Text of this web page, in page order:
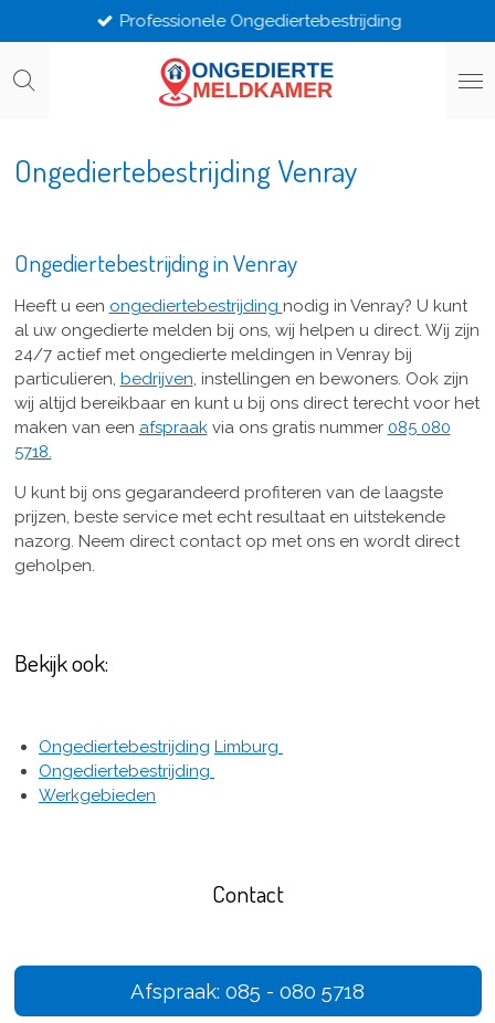
direct
naar
Professionele Ongediertebestrijding
Ongediertebestrijding Venray
Ongediertebestrijding in Venray
Heeft u een ongediertebestrijding nodig in Venray? U kunt
al uw ongedierte melden bij ons, wij helpen u direct. Wij zijn
24/7 actief met ongedierte meldingen in Venray bij
particulieren, bedrijven, instellingen en bewoners. Ook zijn
wij altijd bereikbaar en kunt u bij ons direct terecht voor het
maken van een afspraakvia ons gratis nummer 085 080
5718.
U kunt bij ons gegarandeerd profiteren van de laagste
prijzen, beste service met echt resultaat en uitstekende
nazorg. Neem direct contact op met ons en wordt direct
geholpen.
Bekijk ook:
Ongediertebestrijding Limburg
Ongediertebestrijding
Werkgebieden
Contact
Afspraak: 085 - 080 5718